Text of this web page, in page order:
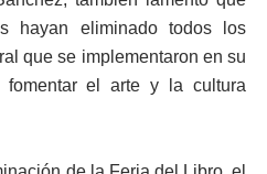
hayan eliminado todos los
que se implementaron en su
fomentar el arte y la cultura